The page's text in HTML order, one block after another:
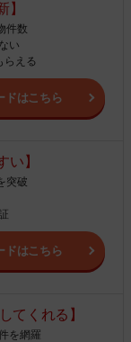
】
件数
い
らえる
ドはこちら
い】
突破
ドはこちら
てくれる】
を網羅